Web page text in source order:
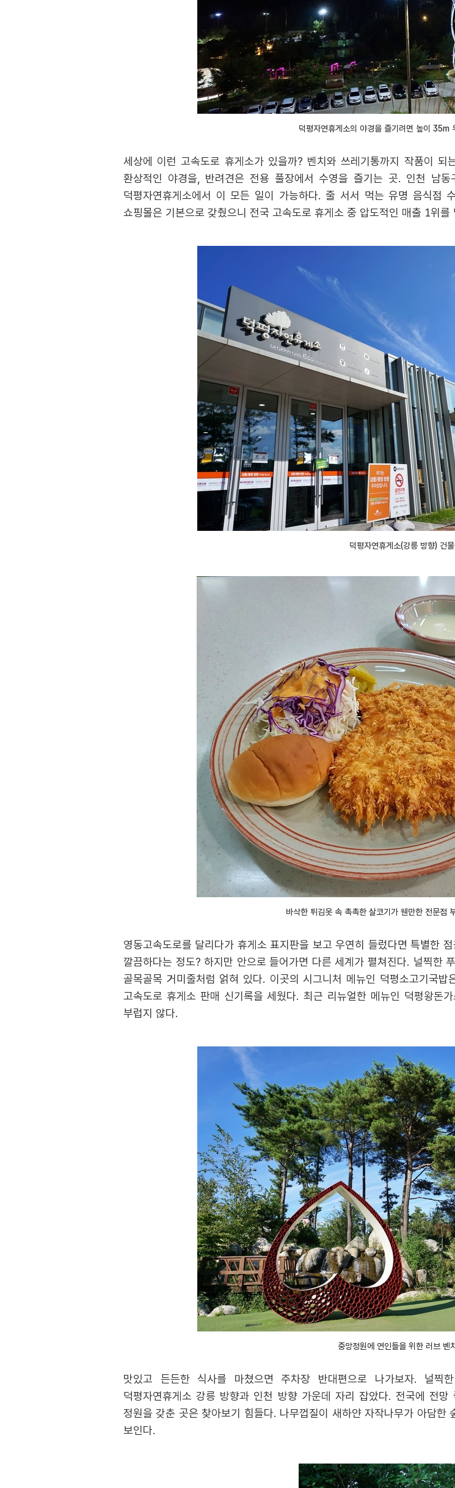
덕평자연휴게소의 야경을 즐기려면 높이 35m
세상에 이런 고속도로 휴게소가 있을까? 벤치와 쓰레기통까지 작품이 되
환상적인 야경을, 반려견은 전용 풀장에서 수영을 즐기는 곳. 인천 남
덕평자연휴게소에서 이 모든 일이 가능하다. 줄 서서 먹는 유명 음식점
쇼핑몰은 기본으로 갖췄으니 전국 고속도로 휴게소 중 압도적인 매출 1위를
덕평자연휴게소(강릉 방향) 건
바삭한 튀김옷 속 촉촉한 살코기가 웬만한 전문점
영동고속도로를 달리다가 휴게소 표지판을 보고 우연히 들렀다면 특별한
깔끔하다는 정도? 하지만 안으로 들어가면 다른 세계가 펼쳐진다. 널찍한
골목골목 거미줄처럼 얽혀 있다. 이곳의 시그니처 메뉴인 덕평소고기국
고속도로 휴게소 판매 신기록을 세웠다. 최근 리뉴얼한 메뉴인 덕평왕돈
부럽지 않다.
중앙정원에 연인들을 위한 러브 벤
맛있고 든든한 식사를 마쳤으면 주차장 반대편으로 나가보자. 널찍
덕평자연휴게소 강릉 방향과 인천 방향 가운데 자리 잡았다. 전국에 전
정원을 갖춘 곳은 찾아보기 힘들다. 나무껍질이 새하얀 자작나무가 아담한
보인다.